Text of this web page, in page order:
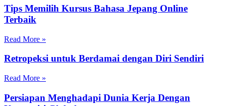
Tips Memilih Kursus Bahasa Jepang Online
Terbaik
Read More »
Retropeksi untuk Berdamai dengan Diri Sendiri
Read More »
Persiapan Menghadapi Dunia Kerja Dengan